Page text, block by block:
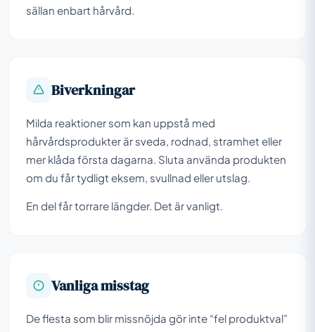
sällan enbart hårvård.
Biverkningar
Milda reaktioner som kan uppstå med
hårvårdsprodukter är sveda, rodnad, stramhet eller
mer klåda första dagarna. Sluta använda produkten
om du får tydligt eksem, svullnad eller utslag.
En del får torrare längder. Det är vanligt.
Vanliga misstag
De flesta som blir missnöjda gör inte “fel produktval”